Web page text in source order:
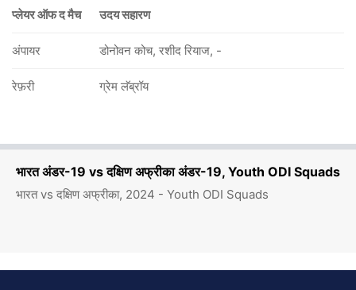
भारत अंडर-19 vs दक्षिण अफ्रीका अंडर-19, Youth ODI Squads
भारत vs दक्षिण अफ्रीका, 2024 - Youth ODI Squads
प्लेयर ऑफ द मैच उदय सहारण
अंपायर डोनोवन कोच, रशीद रियाज, -
रेफ़री ग्रेम लॅब्रॉय